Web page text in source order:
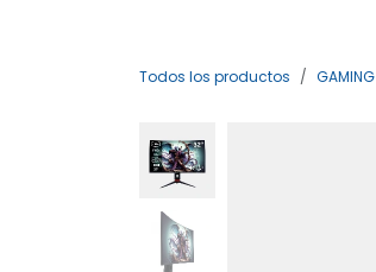
Todos los productos GAMING